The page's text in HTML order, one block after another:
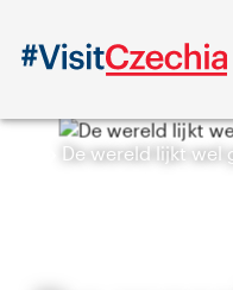
De wereld lijkt wel